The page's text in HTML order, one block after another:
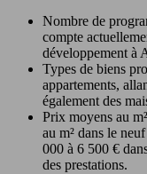
Nombre de
compte
développement à
Types de biens
appartements,
également des
Prix moyens au
au m² dans le
000 à 6 500 €
des prestations.